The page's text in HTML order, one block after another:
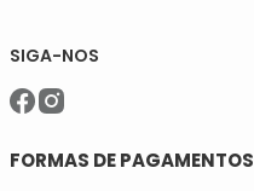
Sexta, das 08:30 às 16h30.
Telefone: (11)5627-7800
WhatsApp: (11)94238-1925
sac@meiassaojose.com.br
SIGA-NOS
FORMAS DE PAGAMENTOS